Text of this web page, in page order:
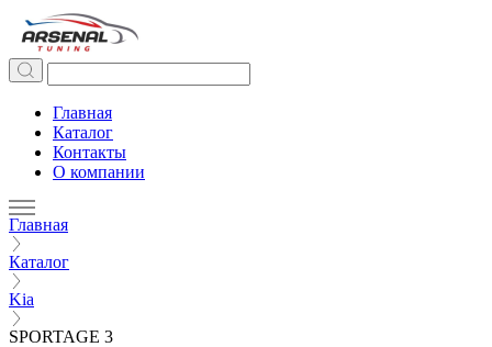
Главная
Каталог
Контакты
О компании
Главная
Каталог
Kia
SPORTAGE 3